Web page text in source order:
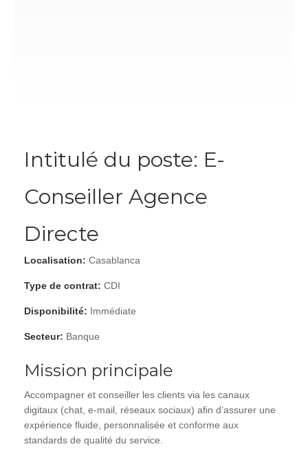
Intitulé du poste: E-
Conseiller Agence
Directe
Localisation: Casablanca
Type de contrat: CDI
Disponibilité: Immédiate
Secteur: Banque
Mission principale
Accompagner et conseiller les clients via les canaux
digitaux (chat, e-mail, réseaux sociaux) afin d’assurer une
expérience fluide, personnalisée et conforme aux
standards de qualité du service.